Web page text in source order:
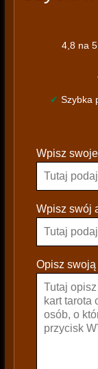
4,8 na
✔ Szybka
l
a
s
e
a
Wpisz
Wpisz swój
Opisz